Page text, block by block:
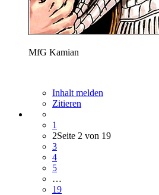
MfG Kamian
Inhalt melden
Zitieren
1
2Seite 2 von 19
3
4
5
…
19